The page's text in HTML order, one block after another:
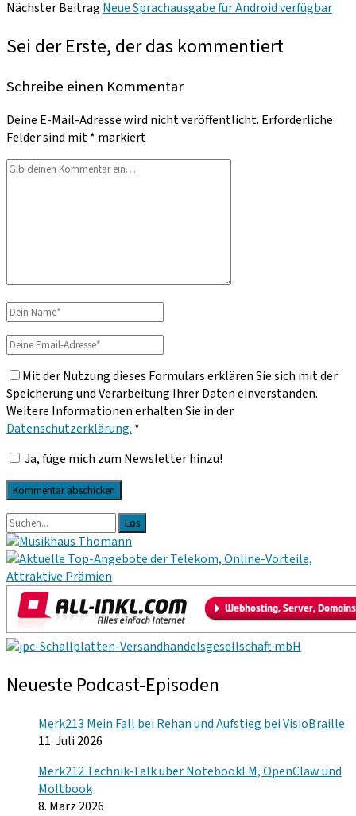
Nächster Beitrag Neue Sprachausgabe für Android verfügbar
Sei der Erste, der das kommentiert
Schreibe einen Kommentar
Deine E-Mail-Adresse wird nicht veröffentlicht. Erforderliche
Felder sind mit* markiert
Dein
Dein
Name
Deine
Email-
Adresse
Mit der Nutzung dieses Formulars erklären Sie sich mit der
Speicherung und Verarbeitung Ihrer Daten einverstanden.
Weitere Informationen erhalten Sie in der
Datenschutzerklärung. *
Ja, füge mich zum Newsletter hinzu!
Primäre
Sidebar
Suche
nach:
Neueste Podcast-Episoden
Merk213 Mein Fall bei Rehan und Aufstieg bei VisioBraille
11. Juli 2026
Merk212 Technik-Talk über NotebookLM, OpenClaw und
Moltbook
8. März 2026